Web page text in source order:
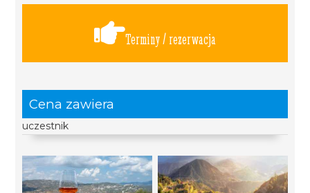
Terminy / rezerwacja
Cena zawiera
uczestnik